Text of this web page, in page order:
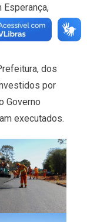
Esperança,
Vila Haro.
dos
por
Governo
executados.